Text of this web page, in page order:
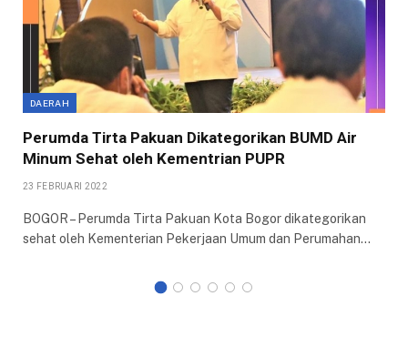
DAERAH
Perumda Tirta Pakuan Dikategorikan BUMD Air
Minum Sehat oleh Kementrian PUPR
23 FEBRUARI 2022
BOGOR – Perumda Tirta Pakuan Kota Bogor dikategorikan
sehat oleh Kementerian Pekerjaan Umum dan Perumahan…